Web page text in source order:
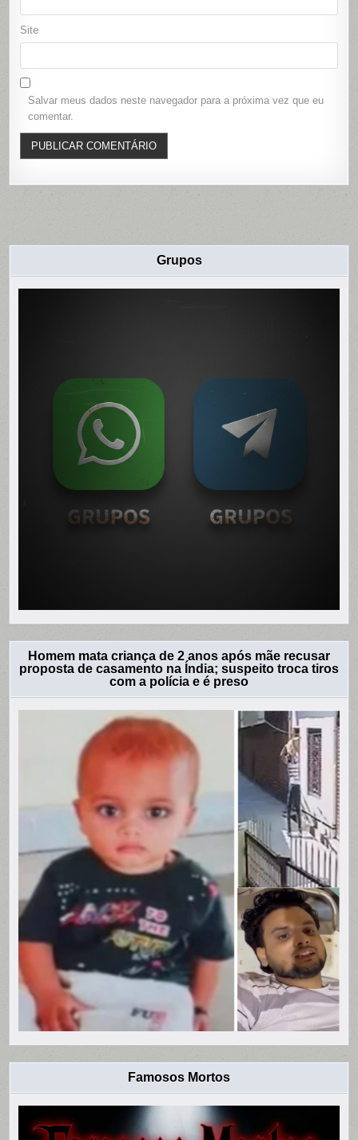
Site
Salvar meus dados neste navegador para a próxima vez que eu
comentar.
Grupos
Homem mata criança de 2 anos após mãe recusar
proposta de casamento na Índia; suspeito troca tiros
com a polícia e é preso
Famosos Mortos